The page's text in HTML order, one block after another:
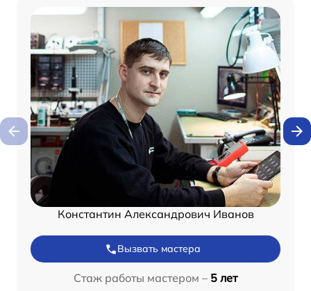
Константин Александрович Иванов
Вызвать мастера
Стаж работы мастером – 5 лет